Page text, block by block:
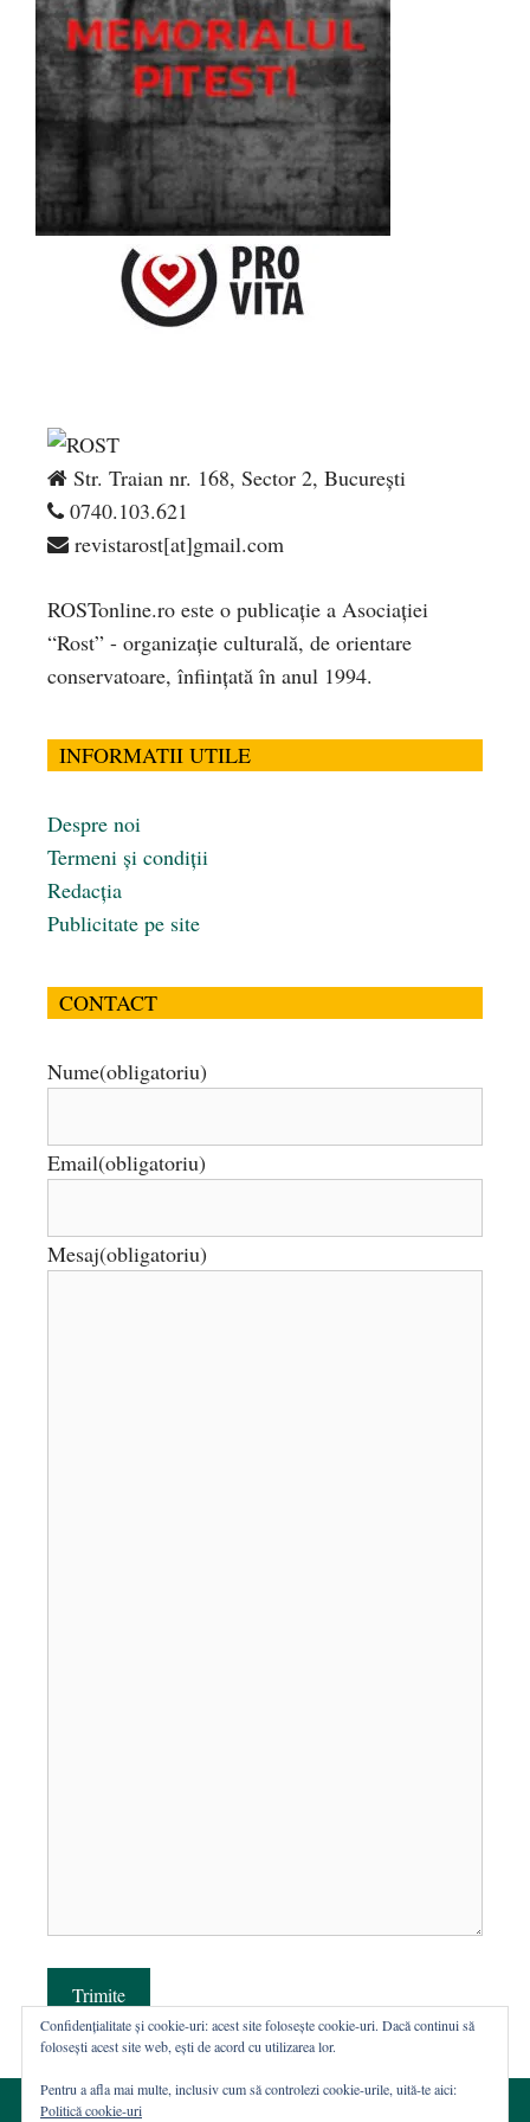
Str. Traian nr. 168, Sector 2, București
0740.103.621
revistarost[at]gmail.com
ROSTonline.ro este o publicaţie a Asociaţiei
“Rost” - organizaţie culturală, de orientare
conservatoare, înfiinţată în anul 1994.
INFORMATII UTILE
Despre noi
Termeni și condiții
Redacția
Publicitate pe site
CONTACT
Nume(obligatoriu)
Email(obligatoriu)
Mesaj(obligatoriu)
Trimite
Confidențialitate și cookie-uri: acest site folosește cookie-uri. Dacă continui să
folosești acest site web, ești de acord cu utilizarea lor.
Pentru a afla mai multe, inclusiv cum să controlezi cookie-urile, uită-te aici:
Politică cookie-uri